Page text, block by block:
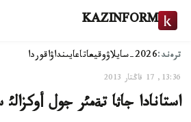
KAZINFORM
ترەند:2026-سايلاۋ وقيعاتاعايىنداۋاقوردا
13:36, 17 قاڭتار 2013
استانادا جاثا تةمئر جول أوكزالئ